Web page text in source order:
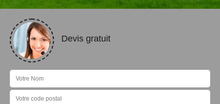
Devis gratuit